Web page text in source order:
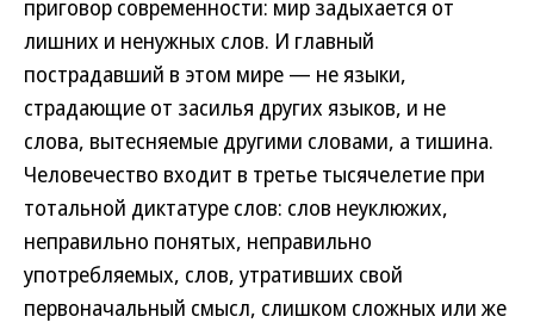
приговор современности: мир задыхается от
лишних и ненужных слов. И главный
пострадавший в этом мире — не языки,
страдающие от засилья других языков, и не
слова, вытесняемые другими словами, а тишина.
Человечество входит в третье тысячелетие при
тотальной диктатуре слов: слов неуклюжих,
неправильно понятых, неправильно
употребляемых, слов, утративших свой
первоначальный смысл, слишком сложных или же